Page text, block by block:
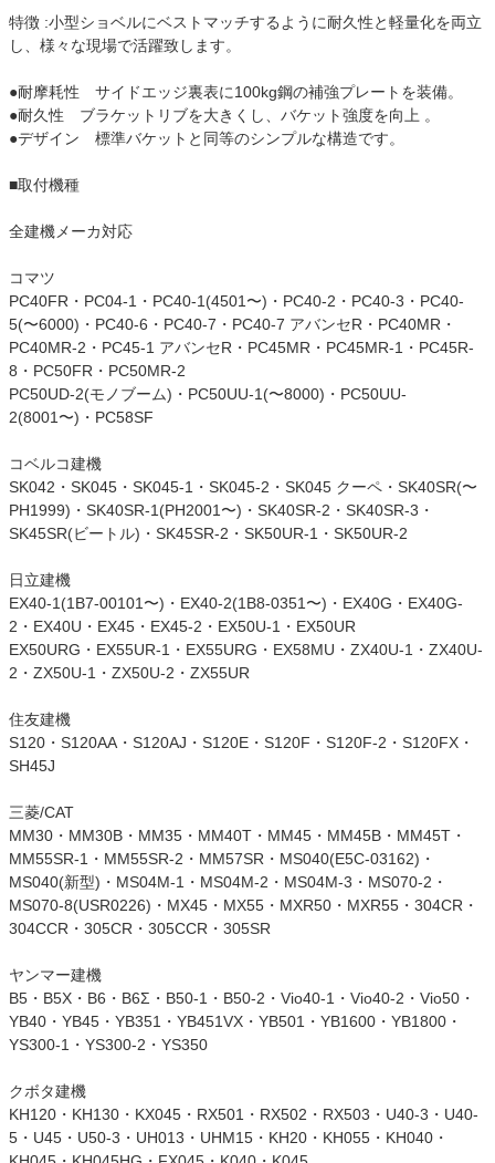
特徴 :小型ショベルにベストマッチするように耐久性と軽量化を両立
し、様々な現場で活躍致します。
●耐摩耗性 サイドエッジ裏表に100kg鋼の補強プレートを装備。
●耐久性 ブラケットリブを大きくし、バケット強度を向上 。
●デザイン 標準バケットと同等のシンプルな構造です。
■取付機種
全建機メーカ対応
コマツ
PC40FR・PC04-1・PC40-1(4501〜)・PC40-2・PC40-3・PC40-
5(〜6000)・PC40-6・PC40-7・PC40-7 アバンセR・PC40MR・
PC40MR-2・PC45-1 アバンセR・PC45MR・PC45MR-1・PC45R-
8・PC50FR・PC50MR-2
PC50UD-2(モノブーム)・PC50UU-1(〜8000)・PC50UU-
2(8001〜)・PC58SF
コベルコ建機
SK042・SK045・SK045-1・SK045-2・SK045 クーペ・SK40SR(〜
PH1999)・SK40SR-1(PH2001〜)・SK40SR-2・SK40SR-3・
SK45SR(ビートル)・SK45SR-2・SK50UR-1・SK50UR-2
日立建機
EX40-1(1B7-00101〜)・EX40-2(1B8-0351〜)・EX40G・EX40G-
2・EX40U・EX45・EX45-2・EX50U-1・EX50UR
EX50URG・EX55UR-1・EX55URG・EX58MU・ZX40U-1・ZX40U-
2・ZX50U-1・ZX50U-2・ZX55UR
住友建機
S120・S120AA・S120AJ・S120E・S120F・S120F-2・S120FX・
SH45J
三菱/CAT
MM30・MM30B・MM35・MM40T・MM45・MM45B・MM45T・
MM55SR-1・MM55SR-2・MM57SR・MS040(E5C-03162)・
MS040(新型)・MS04M-1・MS04M-2・MS04M-3・MS070-2・
MS070-8(USR0226)・MX45・MX55・MXR50・MXR55・304CR・
304CCR・305CR・305CCR・305SR
ヤンマー建機
B5・B5X・B6・B6Σ・B50-1・B50-2・Vio40-1・Vio40-2・Vio50・
YB40・YB45・YB351・YB451VX・YB501・YB1600・YB1800・
YS300-1・YS300-2・YS350
クボタ建機
KH120・KH130・KX045・RX501・RX502・RX503・U40-3・U40-
5・U45・U50-3・UH013・UHM15・KH20・KH055・KH040・